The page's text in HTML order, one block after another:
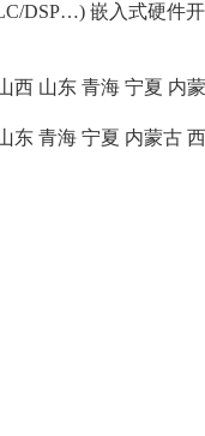
DSP…) 嵌入式硬件
西 山东 青海 宁夏 内
东 青海 宁夏 内蒙古